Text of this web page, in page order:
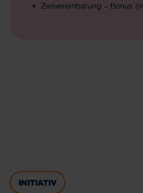
Zielvereinbarung – Bonus
INITIATIV